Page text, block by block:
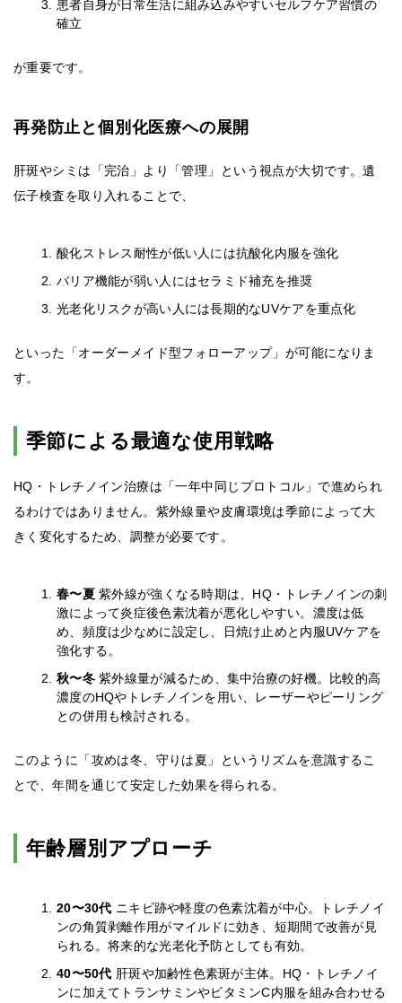
患者自身が日常生活に組み込みやすいセルフケア習慣の
確立
が重要です。
再発防止と個別化医療への展開
肝斑やシミは「完治」より「管理」という視点が大切です。遺
伝子検査を取り入れることで、
酸化ストレス耐性が低い人には抗酸化内服を強化
バリア機能が弱い人にはセラミド補充を推奨
光老化リスクが高い人には長期的なUVケアを重点化
といった「オーダーメイド型フォローアップ」が可能になりま
す。
季節による最適な使用戦略
HQ・トレチノイン治療は「一年中同じプロトコル」で進められ
るわけではありません。紫外線量や皮膚環境は季節によって大
きく変化するため、調整が必要です。
春〜夏紫外線が強くなる時期は、HQ・トレチノインの刺
激によって炎症後色素沈着が悪化しやすい。濃度は低
め、頻度は少なめに設定し、日焼け止めと内服UVケアを
強化する。
秋〜冬紫外線量が減るため、集中治療の好機。比較的高
濃度のHQやトレチノインを用い、レーザーやピーリング
との併用も検討される。
このように「攻めは冬、守りは夏」というリズムを意識するこ
とで、年間を通じて安定した効果を得られる。
年齢層別アプローチ
20〜30代 ニキビ跡や軽度の色素沈着が中心。トレチノイ
ンの角質剥離作用がマイルドに効き、短期間で改善が見
られる。将来的な光老化予防としても有効。
40〜50代 肝斑や加齢性色素斑が主体。HQ・トレチノイ
ンに加えてトランサミンやビタミンC内服を組み合わせる